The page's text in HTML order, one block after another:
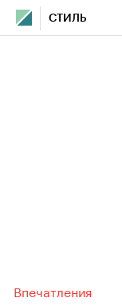
СТИЛЬ
Впечатления